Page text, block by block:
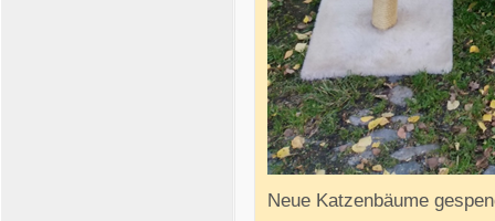
Neue Katzenbäume